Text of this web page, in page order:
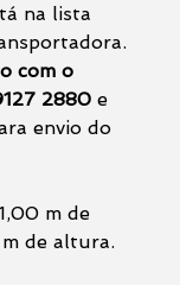
na lista
com o
2880 e
envio do
m de
de altura.